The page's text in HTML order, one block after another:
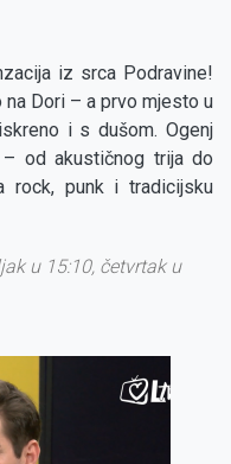
iz srca Podravine!
na Dori – a prvo mjesto u
i s dušom. Ogenj
od akustičnog trija do
rock, punk i tradicijsku
u 15:10, četvrtak u